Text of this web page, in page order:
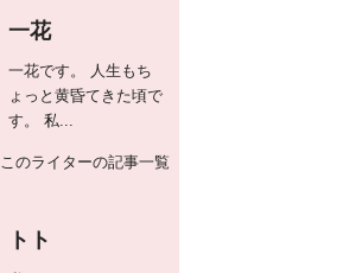
一花
一花です。 人生もち
ょっと黄昏てきた頃で
す。 私...
このライターの記事一覧
トト